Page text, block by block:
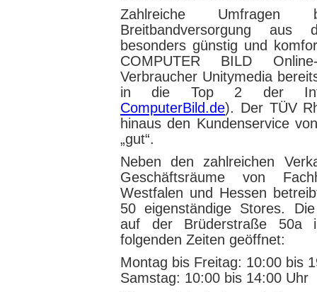
Zahlreiche
Breitbandversorgung aus
besonders günstig und
COMPUTER BILD
Verbraucher Unitymedia
in die Top 2 der
ComputerBild.de). Der TÜV
hinaus den Kundenservice
„gut“.
Neben den zahlreichen
Geschäftsräume von
Westfalen und Hessen
50 eigenständige Stores.
auf der Brüderstraße
folgenden Zeiten geöffnet:
Montag bis Freitag: 10:00 bis
Samstag: 10:00 bis 14:00 Uhr